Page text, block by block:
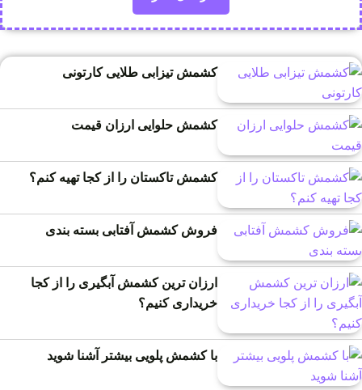
کشمش تیزابی طلایی کارتونی
کشمش حلوایی ارزان قیمت
کشمش تاکستان را از کجا تهیه کنم؟
فروش کشمش آفتابی بسته بندی
ارزان ترین کشمش آبگیری را از کجا
خریداری کنیم؟
با کشمش پلویی بیشتر آشنا شوید